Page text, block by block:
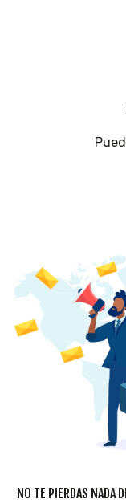
NO TE PIERDAS NADA